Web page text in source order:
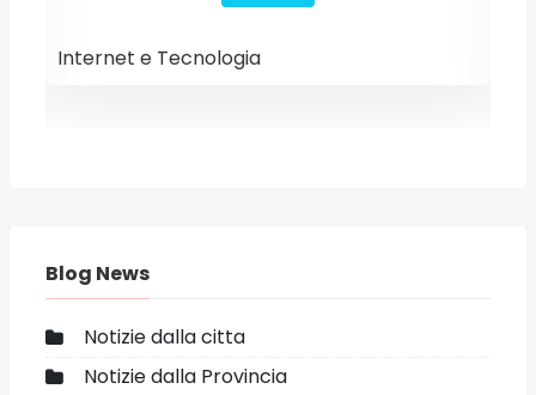
Internet e Tecnologia
Blog News
Notizie dalla citta
Notizie dalla Provincia